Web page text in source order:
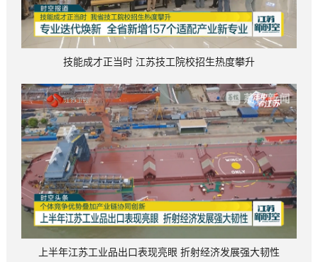
技能成才正当时 江苏技工院校招生热度攀升
上半年江苏工业品出口表现亮眼 折射经济发展强大韧性